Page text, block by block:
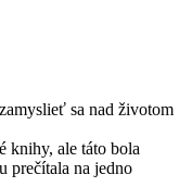
sa nad životom
knihy, ale táto bola
prečítala na jedno